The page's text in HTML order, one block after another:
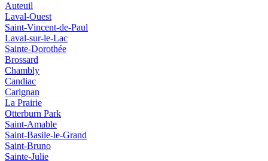
Auteuil
Laval-Ouest
Saint-Vincent-de-Paul
Laval-sur-le-Lac
Sainte-Dorothée
Brossard
Chambly
Candiac
Carignan
La Prairie
Otterburn Park
Saint-Amable
Saint-Basile-le-Grand
Saint-Bruno
Sainte-Julie